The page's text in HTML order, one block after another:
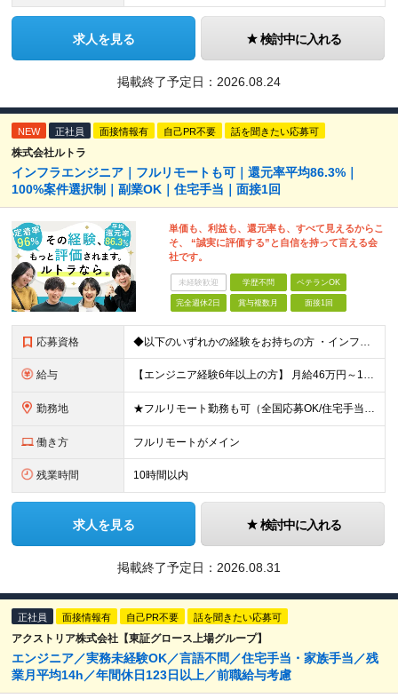
求人を見る 検討中に入れる
掲載終了予定日： 2026.08.24
NEW 正社員 面接情報有 自己PR不要 話を聞きたい応募可
株式会社ルトラ
インフラエンジニア｜フルリモートも可｜還元率平均86.3%｜
100%案件選択制｜副業OK｜住宅手当｜面接1回
単価も、利益も、還元率も、すべて見えるからこ
そ、 “誠実に評価する”と自信を持って言える会
社です。
未経験歓迎 学歴不問 ベテランOK
完全週休2日 賞与複数月 面接1回
応募資格 ◆以下のいずれかの経験をお持ちの方 ・インフラ設計・構築の実務経験（オンプレ/クラウドどちらもOK） ・クラウド環境下での運用保守に関する実務経験 ◆学歴不問 ＜こんな方は特に歓迎します＞ ◎これま
給与 【エンジニア経験6年以上の方】 月給46万円～100万円（固定残業代含む） ※上記月給には月30時間分の固定残業代（月8万7,400円～月19万円）を含む。超過分は全額支給。 【エンジニア経験4年以
勤務地 ★フルリモート勤務も可（全国応募OK/住宅手当を支給します） ※案件によって常駐が必要になる場合があります。 ※希望がない限り、転勤はありません ※U・Iターン歓迎 ★ルトラの社員は全国各地で活躍中
働き方 フルリモートがメイン
残業時間 10時間以内
求人を見る 検討中に入れる
掲載終了予定日： 2026.08.31
正社員 面接情報有 自己PR不要 話を聞きたい応募可
アクストリア株式会社【東証グロース上場グループ】
エンジニア／実務未経験OK／言語不問／住宅手当・家族手当／残
業月平均14h／年間休日123日以上／前職給与考慮